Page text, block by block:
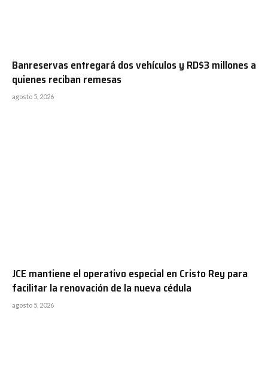
Banreservas entregará dos vehículos y RD$3 millones a
quienes reciban remesas
agosto 5, 2026
JCE mantiene el operativo especial en Cristo Rey para
facilitar la renovación de la nueva cédula
agosto 5, 2026